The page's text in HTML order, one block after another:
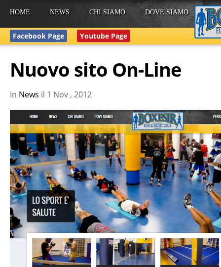
HOME NEWS CHI SIAMO DOVE SIAMO
Facebook Page Youtube Page
Nuovo sito On-Line
In News il 1 Nov , 2012